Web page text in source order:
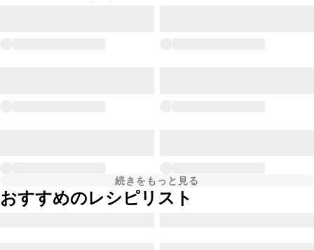
続きをもっと見る
おすすめのレシピリスト